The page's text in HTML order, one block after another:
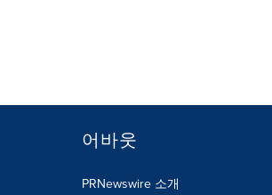
어바웃
PRNewswire 소개